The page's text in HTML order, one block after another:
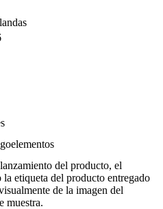
del producto, el
la etiqueta del producto entregado
de la imagen del
muestra.